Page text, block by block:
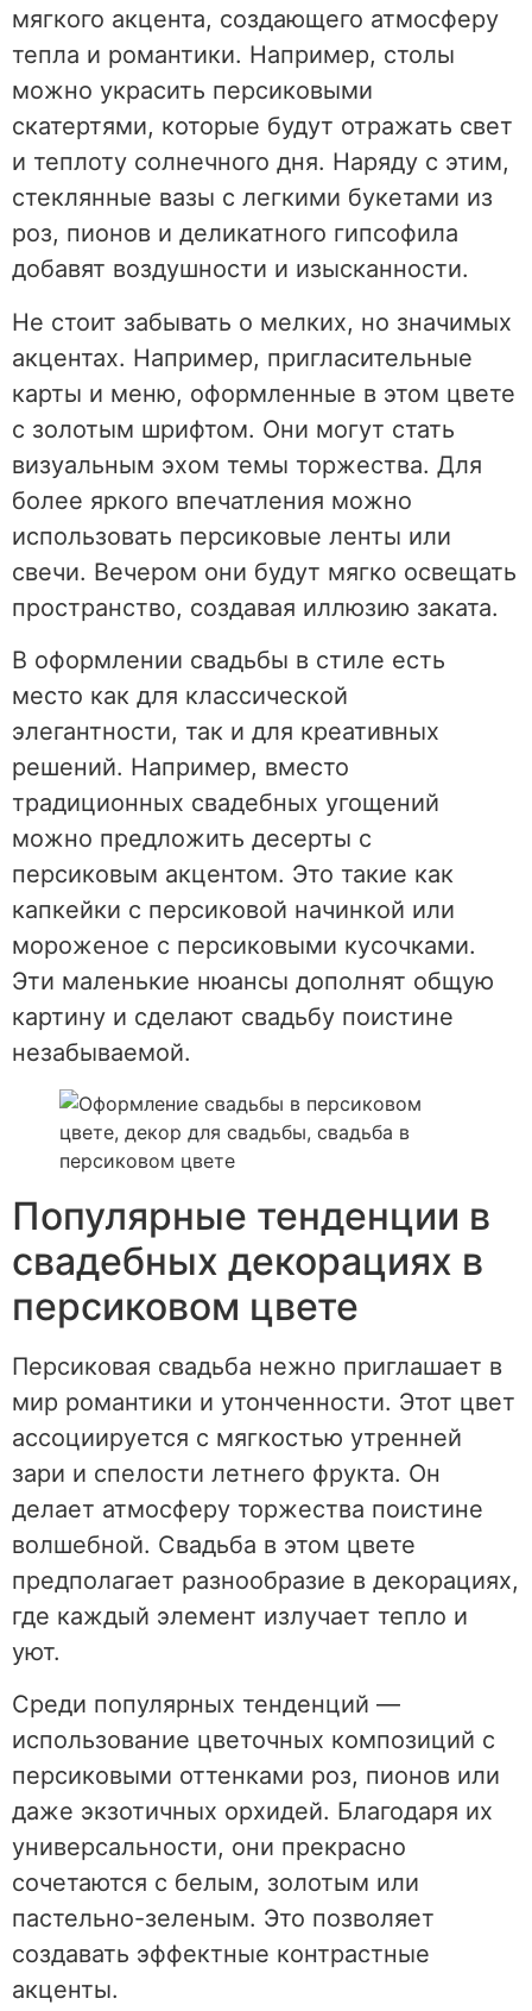
мягкого акцента, создающего атмосферу
тепла и романтики. Например, столы
можно украсить персиковыми
скатертями, которые будут отражать свет
и теплоту солнечного дня. Наряду с этим,
стеклянные вазы с легкими букетами из
роз, пионов и деликатного гипсофила
добавят воздушности и изысканности.
Не стоит забывать о мелких, но значимых
акцентах. Например, пригласительные
карты и меню, оформленные в этом цвете
с золотым шрифтом. Они могут стать
визуальным эхом темы торжества. Для
более яркого впечатления можно
использовать персиковые ленты или
свечи. Вечером они будут мягко освещать
пространство, создавая иллюзию заката.
В оформлении свадьбы в стиле есть
место как для классической
элегантности, так и для креативных
решений. Например, вместо
традиционных свадебных угощений
можно предложить десерты с
персиковым акцентом. Это такие как
капкейки с персиковой начинкой или
мороженое с персиковыми кусочками.
Эти маленькие нюансы дополнят общую
картину и сделают свадьбу поистине
незабываемой.
Популярные тенденции в
свадебных декорациях в
персиковом цвете
Персиковая свадьба нежно приглашает в
мир романтики и утонченности. Этот цвет
ассоциируется с мягкостью утренней
зари и спелости летнего фрукта. Он
делает атмосферу торжества поистине
волшебной. Свадьба в этом цвете
предполагает разнообразие в декорациях,
где каждый элемент излучает тепло и
уют.
Среди популярных тенденций —
использование цветочных композиций с
персиковыми оттенками роз, пионов или
даже экзотичных орхидей. Благодаря их
универсальности, они прекрасно
сочетаются с белым, золотым или
пастельно-зеленым. Это позволяет
создавать эффектные контрастные
акценты.